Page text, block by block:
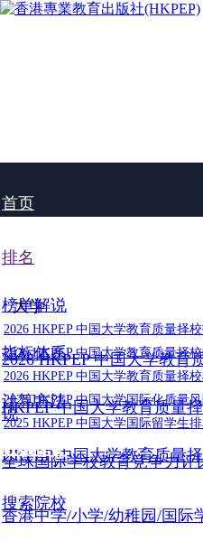
首页
排名
大学
2026 HKPEP 中国大学教育质量择校
2026 HKPEP 中国大学教育质量择
2026 HKPEP 中国大学教育质量择
2025 HKPEP 中国大学国际化质量
2025 HKPEP 中国大学国际留学生排
榜单解说
2026 HKPEP 中国大学教育
说
指标体系
HKPEP 中国大学教育质量
全球国际学校教育竞争力评
香港中学/小学/幼稚园/国际
计算方法
HKPEP 中国大学教育质量
数据提交
搜索院校